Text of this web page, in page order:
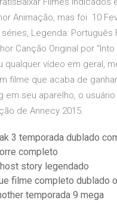
Animação, mas foi 10
Legenda:
Canção Original por
qualquer vídeo em geral,
filme que acaba de
em seu aparelho, o
de Annecy 2015.
3 temporada dublado
completo
story legendado
filme completo dublado
temporada 9 mega